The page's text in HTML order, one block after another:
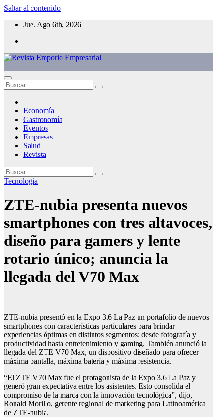
Saltar al contenido
Jue. Ago 6th, 2026
Economía
Gastronomía
Eventos
Empresas
Salud
Revista
Tecnologia
ZTE-nubia presenta nuevos
smartphones con tres altavoces,
diseño para gamers y lente
rotario único; anuncia la
llegada del V70 Max
ZTE-nubia presentó en la Expo 3.6 La Paz un portafolio de nuevos
smartphones con características particulares para brindar
experiencias óptimas en distintos segmentos: desde fotografía y
productividad hasta entretenimiento y gaming. También anunció la
llegada del ZTE V70 Max, un dispositivo diseñado para ofrecer
máxima pantalla, máxima batería y máxima resistencia.
“El ZTE V70 Max fue el protagonista de la Expo 3.6 La Paz y
generó gran expectativa entre los asistentes. Esto consolida el
compromiso de la marca con la innovación tecnológica”, dijo,
Ronald Morillo, gerente regional de marketing para Latinoamérica
de ZTE-nubia.